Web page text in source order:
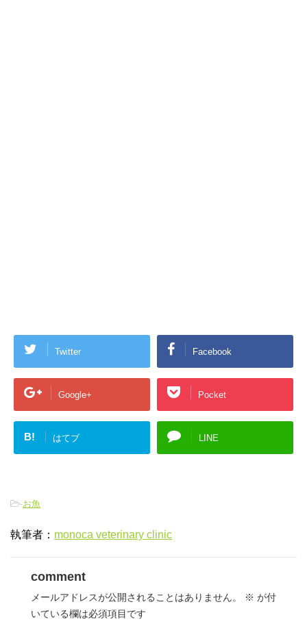
Twitter Facebook
Google+ Pocket
B! はてブ LINE
-お魚
執筆者： monoca veterinary clinic
comment
メールアドレスが公開されることはありません。 ※ が付
いている欄は必須項目です